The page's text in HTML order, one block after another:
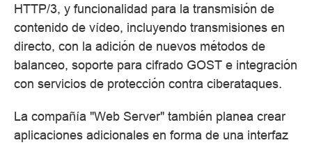
HTTP/3, y funcionalidad para la transmisión de
contenido de vídeo, incluyendo transmisiones en
directo, con la adición de nuevos métodos de
balanceo, soporte para cifrado GOST e integración
con servicios de protección contra ciberataques.
La compañía "Web Server" también planea crear
aplicaciones adicionales en forma de una interfaz